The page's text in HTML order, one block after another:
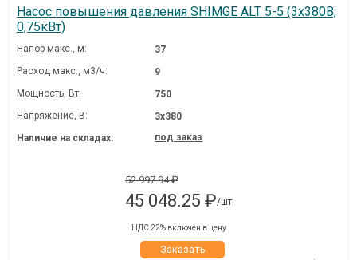
Насос повышения давления SHIMGE ALT 5-5 (3х380В;
0,75кВт)
Напор макс., м:
37
Расход макс., м3/ч:
9
Мощность, Вт:
750
Напряжение, В:
3х380
Наличие на складах:
под заказ
52 997.94 ₽
45 048.25 ₽/шт
НДС 22% включен в цену
Заказать